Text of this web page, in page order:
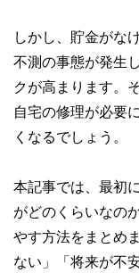
しかし、貯金がな
不測の事態が発生
クが高まります。
自宅の修理が必要
くなるでしょう。
本記事では、最初
がどのくらいなの
やす方法をまとめ
ない」「将来が不